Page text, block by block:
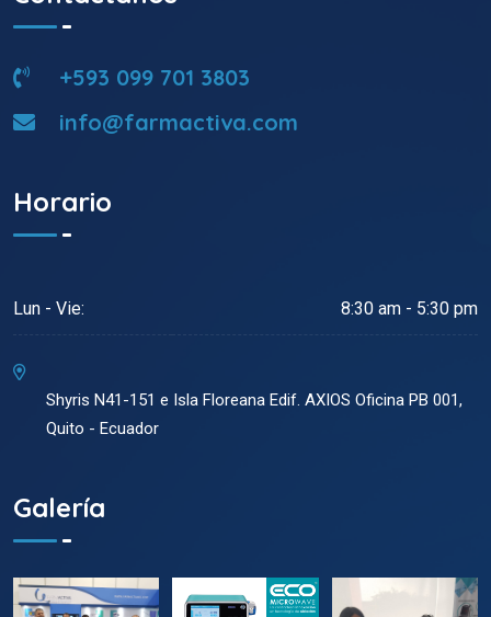
+593 099 701 3803
info@farmactiva.com
Horario
Lun - Vie: 8:30 am - 5:30 pm
Shyris N41-151 e Isla Floreana Edif. AXIOS Oficina PB 001,
Quito - Ecuador
Galería